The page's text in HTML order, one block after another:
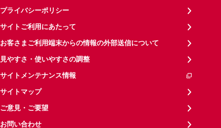
プライバシーポリシー
サイトご利用にあたって
お客さまご利用端末からの情報の外部送信について
見やすさ・使いやすさの調整
サイトメンテナンス情報
サイトマップ
ご意見・ご要望
お問い合わせ